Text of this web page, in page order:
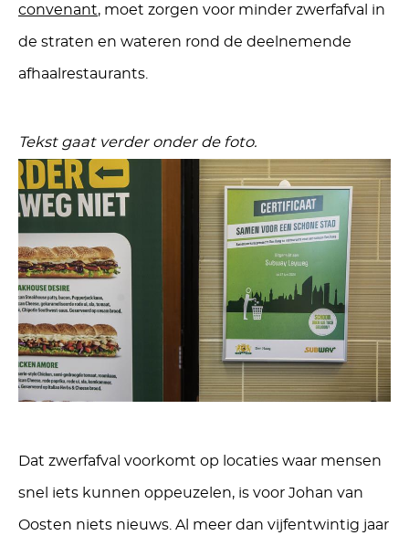
convenant, moet zorgen voor minder zwerfafval in
de straten en wateren rond de deelnemende
afhaalrestaurants.
Tekst gaat verder onder de foto.
Dat zwerfafval voorkomt op locaties waar mensen
snel iets kunnen oppeuzelen, is voor Johan van
Oosten niets nieuws. Al meer dan vijfentwintig jaar